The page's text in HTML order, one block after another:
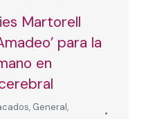
Martorell
para la
en
, General,